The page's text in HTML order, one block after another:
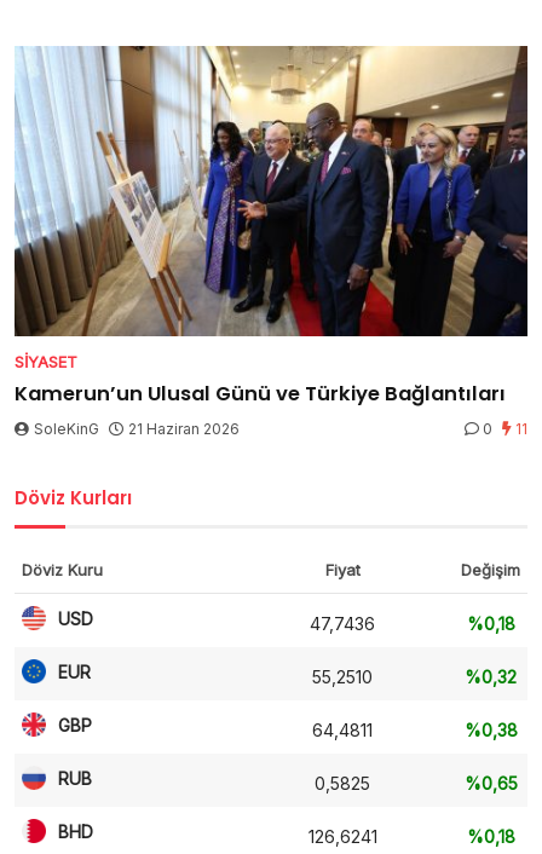
SIYASET
Kamerun’un Ulusal Günü ve Türkiye Bağlantıları
SoleKinG 21 Haziran 2026 0 11
Döviz Kurları
Döviz Kuru Fiyat Değişim
USD 47,7436 %0,18
EUR 55,2510 %0,32
GBP 64,4811 %0,38
RUB 0,5825 %0,65
BHD 126,6241 %0,18